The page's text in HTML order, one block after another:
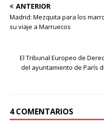
ANTERIOR
Madrid: Mezquita para los
su viaje a Marruecos
El Tribunal Europeo de
del ayuntamiento de París
4 COMENTARIOS